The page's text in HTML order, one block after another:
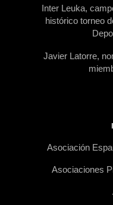
Inter Leuka,
histórico torneo
Javier Latorre,
Asociación
Asociaciones